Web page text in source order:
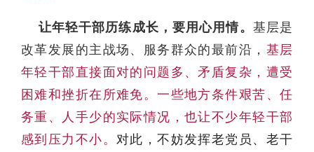
让年轻干部历练成长，要用心用情。 基层是
改革发展的主战场、服务群众的最前沿， 基层
年轻干部直接面对的问题多、矛盾复杂，遭受
困难和挫折在所难免。一些地方条件艰苦、任
务重、人手少的实际情况，也让不少年轻干部
感到压力不小。 对此，不妨发挥老党员、老干